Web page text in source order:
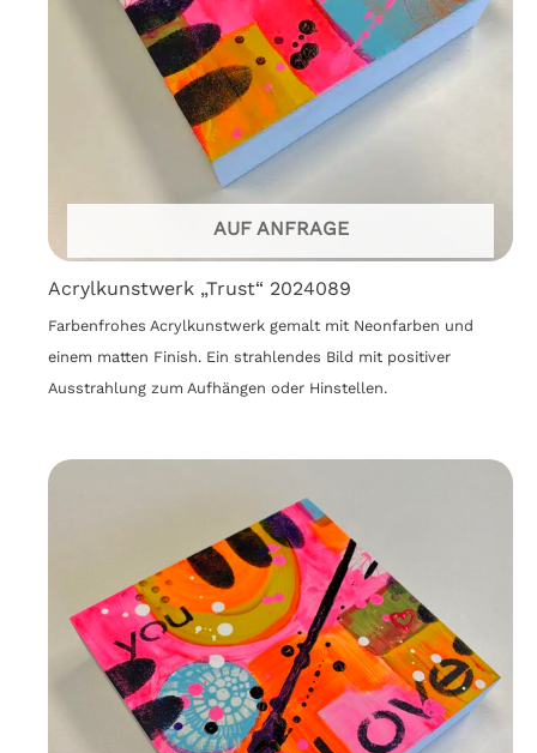
AUF ANFRAGE
Acrylkunstwerk „Trust“ 2024089
Farbenfrohes Acrylkunstwerk gemalt mit Neonfarben und
einem matten Finish. Ein strahlendes Bild mit positiver
Ausstrahlung zum Aufhängen oder Hinstellen.